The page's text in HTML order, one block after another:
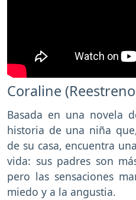
Coraline
Basada en una novela
historia de una niña
de su casa, encuentra
vida: sus padres son
pero las sensaciones
miedo y a la angustia.